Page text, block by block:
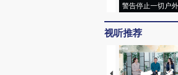
警告停止一切户
视听推荐